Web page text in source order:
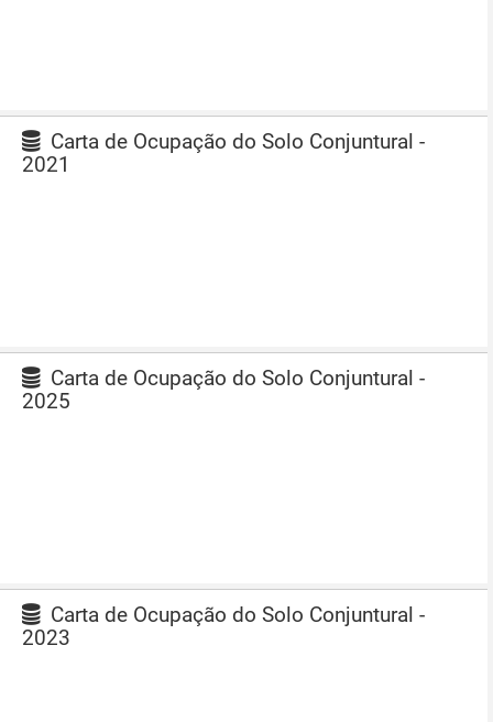
Carta de Ocupação do Solo Conjuntural -
2021
Carta de Ocupação do Solo Conjuntural -
2025
Carta de Ocupação do Solo Conjuntural -
2023